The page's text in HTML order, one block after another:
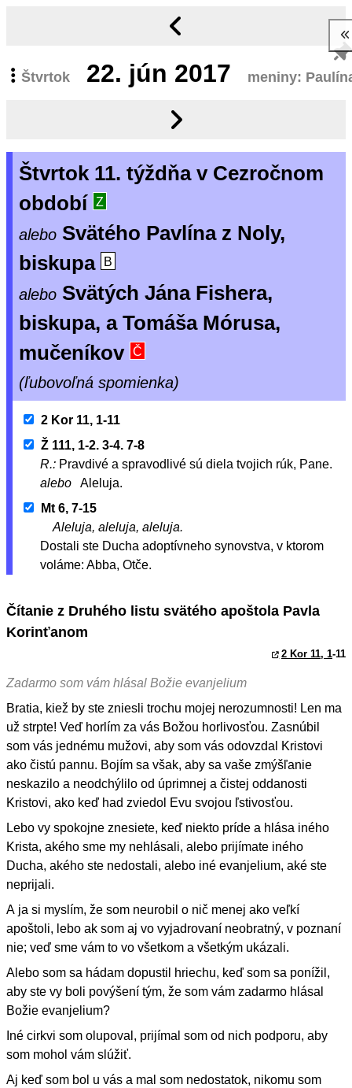
Štvrtok 22. jún 2017 meniny:
Štvrtok 11. týždňa v Cezročnom
období
Z
alebo Svätého Pavlína z Noly,
biskupa
B
alebo Svätých Jána Fishera,
biskupa, a Tomáša Mórusa,
mučeníkov Č
(ľubovoľná spomienka)
2 Kor 11, 1-11
Ž 111, 1-2. 3-4. 7-8
R.: Pravdivé a spravodlivé sú diela tvojich rúk, Pane.
alebo
Aleluja.
Mt 6, 7-15
Aleluja, aleluja, aleluja.
Dostali ste Ducha adoptívneho synovstva, v ktorom
voláme: Abba, Otče.
Čítanie z Druhého listu svätého apoštola Pavla
Korinťanom
2 Kor 11, 1-11
Zadarmo som vám hlásal Božie evanjelium
Bratia, kiež by ste zniesli trochu mojej nerozumnosti! Len ma
už strpte! Veď horlím za vás Božou horlivosťou. Zasnúbil
som vás jednému mužovi, aby som vás odovzdal Kristovi
ako čistú pannu. Bojím sa však, aby sa vaše zmýšľanie
neskazilo a neodchýlilo od úprimnej a čistej oddanosti
Kristovi, ako keď had zviedol Evu svojou ľstivosťou.
Lebo vy spokojne znesiete, keď niekto príde a hlása iného
Krista, akého sme my nehlásali, alebo prijímate iného
Ducha, akého ste nedostali, alebo iné evanjelium, aké ste
neprijali.
A ja si myslím, že som neurobil o nič menej ako veľkí
apoštoli, lebo ak som aj vo vyjadrovaní neobratný, v poznaní
nie; veď sme vám to vo všetkom a všetkým ukázali.
Alebo som sa hádam dopustil hriechu, keď som sa ponížil,
aby ste vy boli povýšení tým, že som vám zadarmo hlásal
Božie evanjelium?
Iné cirkvi som olupoval, prijímal som od nich podporu, aby
som mohol vám slúžiť.
Aj keď som bol u vás a mal som nedostatok, nikomu som